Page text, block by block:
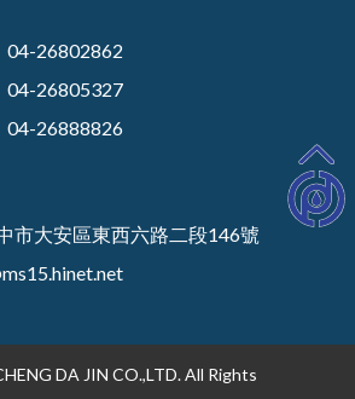
04-26802862
04-26805327
04-26888826
市大安區東西六路二段146號
DA JIN CO.,LTD. All Rights